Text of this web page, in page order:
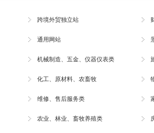
跨境外贸独立站
通用网站
机械制造、五金、仪器仪表类
化工、原材料、农畜牧
维修、售后服务类
农业、林业、 畜牧养殖类